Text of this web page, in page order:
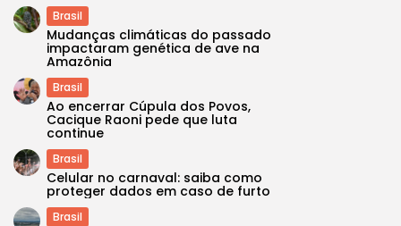
Brasil
Mudanças climáticas do passado
impactaram genética de ave na
Amazônia
Brasil
Ao encerrar Cúpula dos Povos,
Cacique Raoni pede que luta
continue
Brasil
Celular no carnaval: saiba como
proteger dados em caso de furto
Brasil